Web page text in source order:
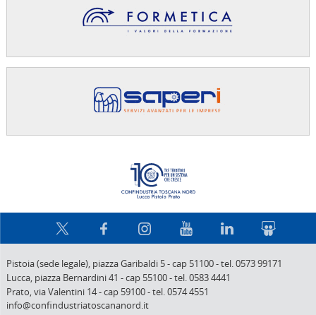
Pistoia (sede legale), piazza Garibaldi 5-cap 51100-tel. 0573 99171
Lucca, piazza Bernardini 41 -cap 55100-tel. 0583 4441
Prato,via Valentini 14-cap 59100-tel. 0574 4551
info@confindustriatoscananord.it